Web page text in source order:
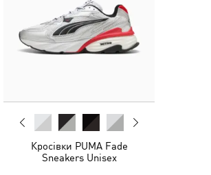
Кросівки PUMA Fade
Sneakers Unisex